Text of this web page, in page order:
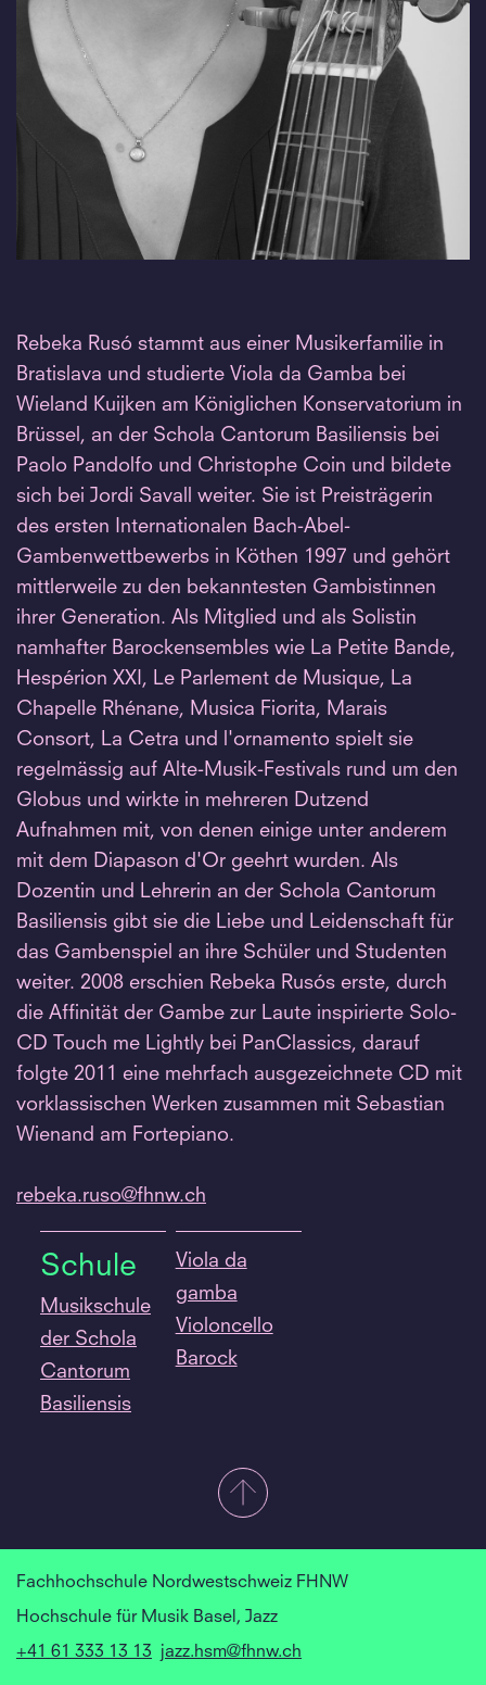
Rebeka Rusó stammt aus einer Musikerfamilie in
Bratislava und studierte Viola da Gamba bei
Wieland Kuijken am Königlichen Konservatorium in
Brüssel, an der Schola Cantorum Basiliensis bei
Paolo Pandolfo und Christophe Coin und bildete
sich bei Jordi Savall weiter. Sie ist Preisträgerin
des ersten Internationalen Bach-Abel-
Gambenwettbewerbs in Köthen 1997 und gehört
mittlerweile zu den bekanntesten Gambistinnen
ihrer Generation. Als Mitglied und als Solistin
namhafter Barockensembles wie La Petite Bande,
Hespérion XXI, Le Parlement de Musique, La
Chapelle Rhénane, Musica Fiorita, Marais
Consort, La Cetra und l'ornamento spielt sie
regelmässig auf Alte-Musik-Festivals rund um den
Globus und wirkte in mehreren Dutzend
Aufnahmen mit, von denen einige unter anderem
mit dem Diapason d'Or geehrt wurden. Als
Dozentin und Lehrerin an der Schola Cantorum
Basiliensis gibt sie die Liebe und Leidenschaft für
das Gambenspiel an ihre Schüler und Studenten
weiter. 2008 erschien Rebeka Rusós erste, durch
die Affinität der Gambe zur Laute inspirierte Solo-
CD Touch me Lightly bei PanClassics, darauf
folgte 2011 eine mehrfach ausgezeichnete CD mit
vorklassischen Werken zusammen mit Sebastian
Wienand am Fortepiano.
rebeka.ruso@fhnw.ch
Schule
Musikschule
der Schola
Cantorum
Basiliensis
Viola da
gamba
Violoncello
Barock
Fachhochschule Nordwestschweiz FHNW
Hochschule für Musik Basel, Jazz
+41 61 333 13 13
jazz.hsm@fhnw.ch